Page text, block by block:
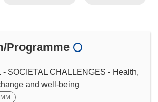
Programme
- SOCIETAL CHALLENGES - Health,
and well-being